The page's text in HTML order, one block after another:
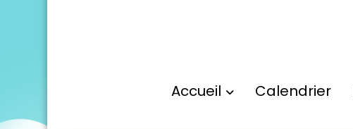
Accueil Calendrier